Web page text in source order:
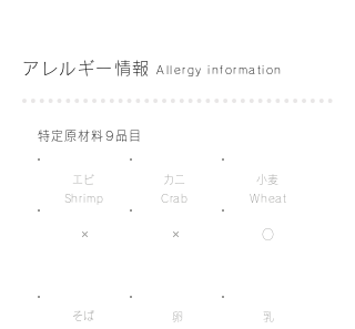
アレルギー情報 Allergy information
特定原材料9品目
Shrimp
×
カニ
Crab
×
小麦
Wheat
○
エビ
そば
卵 乳